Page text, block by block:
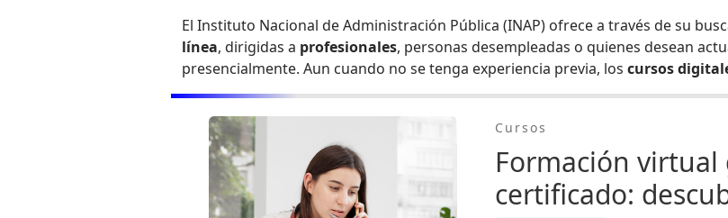
El Instituto Nacional de Administración Pública (INAP) ofrece a través de su
línea, dirigidas a profesionales, personas desempleadas o quienes desean
presencialmente. Aun cuando no se tenga experiencia previa, los cursos
Cursos
Formación
certificado: